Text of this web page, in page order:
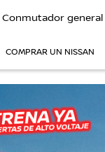
Conmutador general
COMPRAR UN NISSAN